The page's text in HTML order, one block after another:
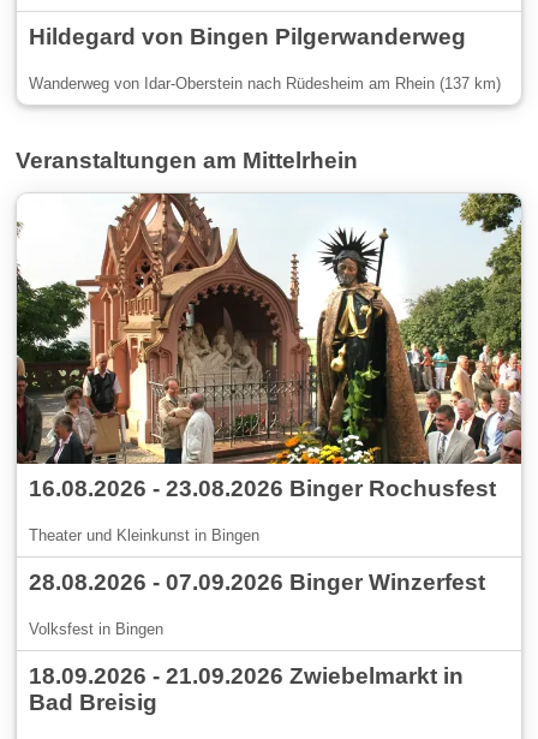
Hildegard von Bingen Pilgerwanderweg
Wanderweg von Idar-Oberstein nach Rüdesheim am Rhein (137 km)
Veranstaltungen am Mittelrhein
16.08.2026 - 23.08.2026 Binger Rochusfest
Theater und Kleinkunst in Bingen
28.08.2026 - 07.09.2026 Binger Winzerfest
Volksfest in Bingen
18.09.2026 - 21.09.2026 Zwiebelmarkt in
Bad Breisig